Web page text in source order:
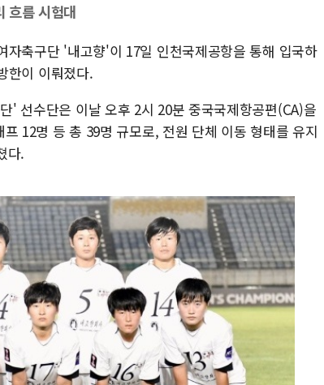
흐름 시험대
축구단 '내고향'이 17일 인천국제공항을 통해 입국하
한이 이뤄졌다.
' 선수단은 이날 오후 2시 20분 중국국제항공편(CA)을
12명 등 총 39명 규모로, 전원 단체 이동 형태를 유지
다.